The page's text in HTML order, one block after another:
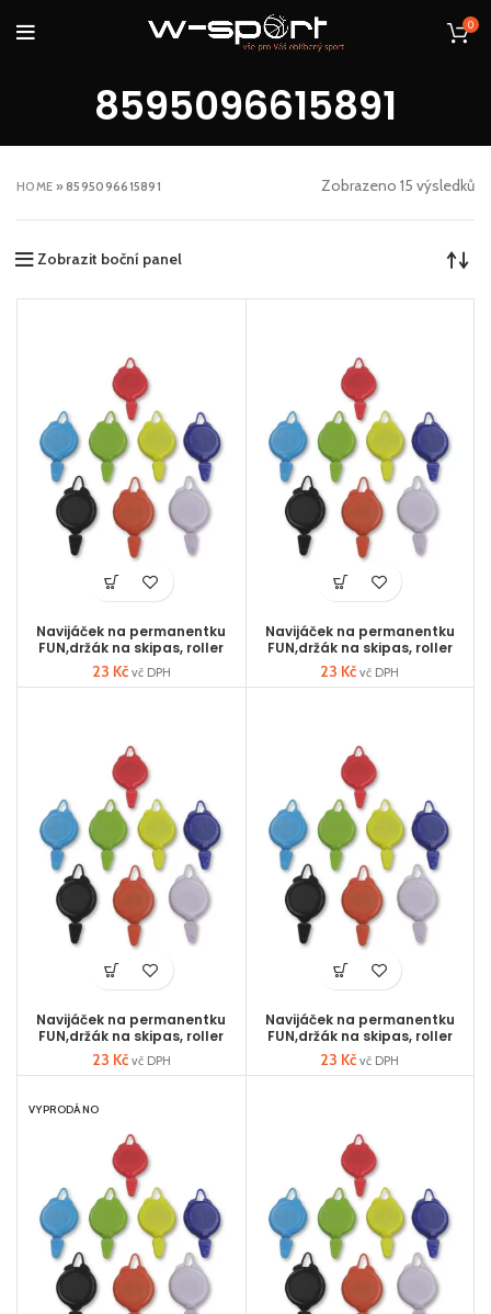
0
8595096615891
HOME »8595096615891 Zobrazeno 15 výsledků
Zobrazit boční panel
Navijáček na permanentku
FUN,držák na skipas, roller
23 Kč vč DPH
Navijáček na permanentku
FUN,držák na skipas, roller
23 Kč vč DPH
Navijáček na permanentku
FUN,držák na skipas, roller
23 Kč vč DPH
Navijáček na permanentku
FUN,držák na skipas, roller
23 Kč vč DPH
VYPRODÁNO